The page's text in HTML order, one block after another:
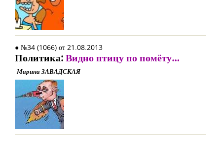
● №34 (1066) от 21.08.2013
Политика:Видно птицу по помёту…
Марина ЗАВАДСКАЯ